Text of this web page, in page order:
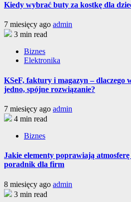
Kiedy wybrać buty za kostkę dla
7 miesięcy ago admin
3 min read
Biznes
Elektronika
KSeF, faktury i magazyn – dlaczego
jedno, spójne rozwiązanie?
7 miesięcy ago admin
4 min read
Biznes
Jakie elementy poprawiają
poradnik dla firm
8 miesięcy ago admin
3 min read